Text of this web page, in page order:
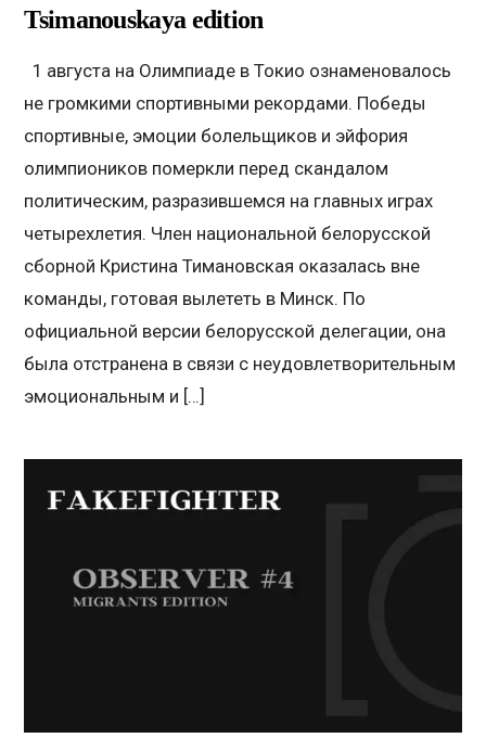
Tsimanouskaya edition
1 августа на Олимпиаде в Токио ознаменовалось
не громкими спортивными рекордами. Победы
спортивные, эмоции болельщиков и эйфория
олимпиоников померкли перед скандалом
политическим, разразившемся на главных играх
четырехлетия. Член национальной белорусской
сборной Кристина Тимановская оказалась вне
команды, готовая вылететь в Минск. По
официальной версии белорусской делегации, она
была отстранена в связи с неудовлетворительным
эмоциональным и […]